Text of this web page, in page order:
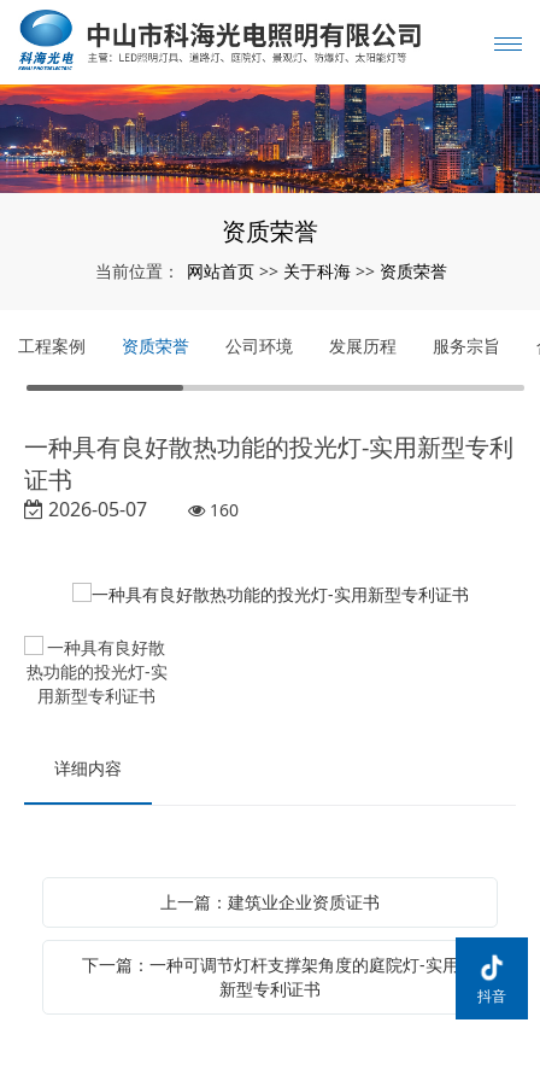
资质荣誉
当前位置： 网站首页 >> 关于科海 >> 资质荣誉
工程案例 资质荣誉 公司环境 发展历程 服务宗旨
一种具有良好散热功能的投光灯-实用新型专利
证书
2026-05-07 160
详细内容
上一篇：建筑业企业资质证书
下一篇：一种可调节灯杆支撑架角度的庭院灯-实用
新型专利证书
抖音